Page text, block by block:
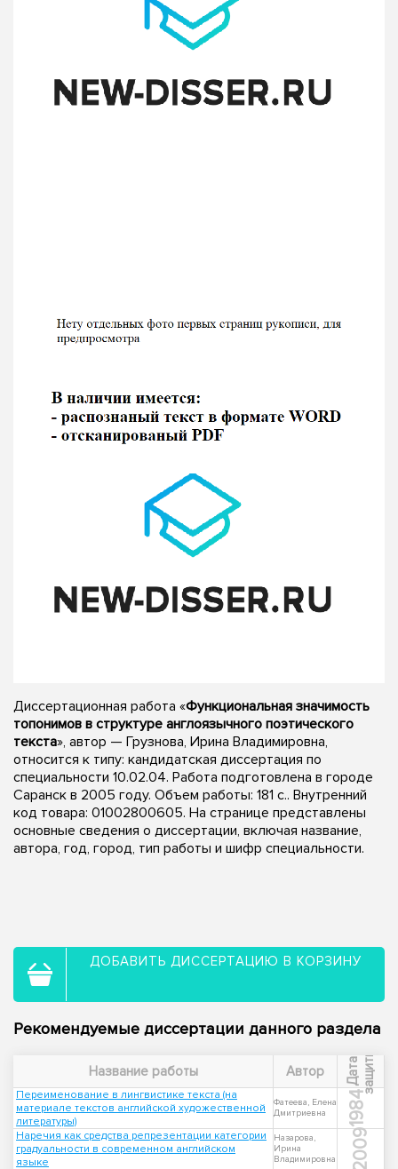
Диссертационная работа «Функциональная значимость
топонимов в структуре англоязычного поэтического
текста», автор — Грузнова, Ирина Владимировна,
относится к типу: кандидатская диссертация по
специальности 10.02.04. Работа подготовлена в городе
Саранск в 2005 году. Объем работы: 181 с.. Внутренний
код товара: 01002800605. На странице представлены
основные сведения о диссертации, включая название,
автора, год, город, тип работы и шифр специальности.
ДОБАВИТЬ ДИССЕРТАЦИЮ В КОРЗИНУ
Рекомендуемые диссертации данного раздела
Название работы Автор Д
а
т
а
з
а
щ
и
т ы
Переименование в лингвистике текста (на
материале текстов английской художественной
литературы)
Фатеева, Елена
Дмитриевна
1984
Наречия как средства репрезентации категории
градуальности в современном английском
языке
Назарова,
Ирина
Владимировна
2009